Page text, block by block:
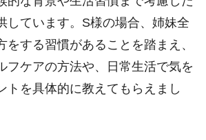
しています。S様の場合、姉妹全
をする習慣があることを踏まえ、
フケアの方法や、日常生活で気を
トを具体的に教えてもらえまし